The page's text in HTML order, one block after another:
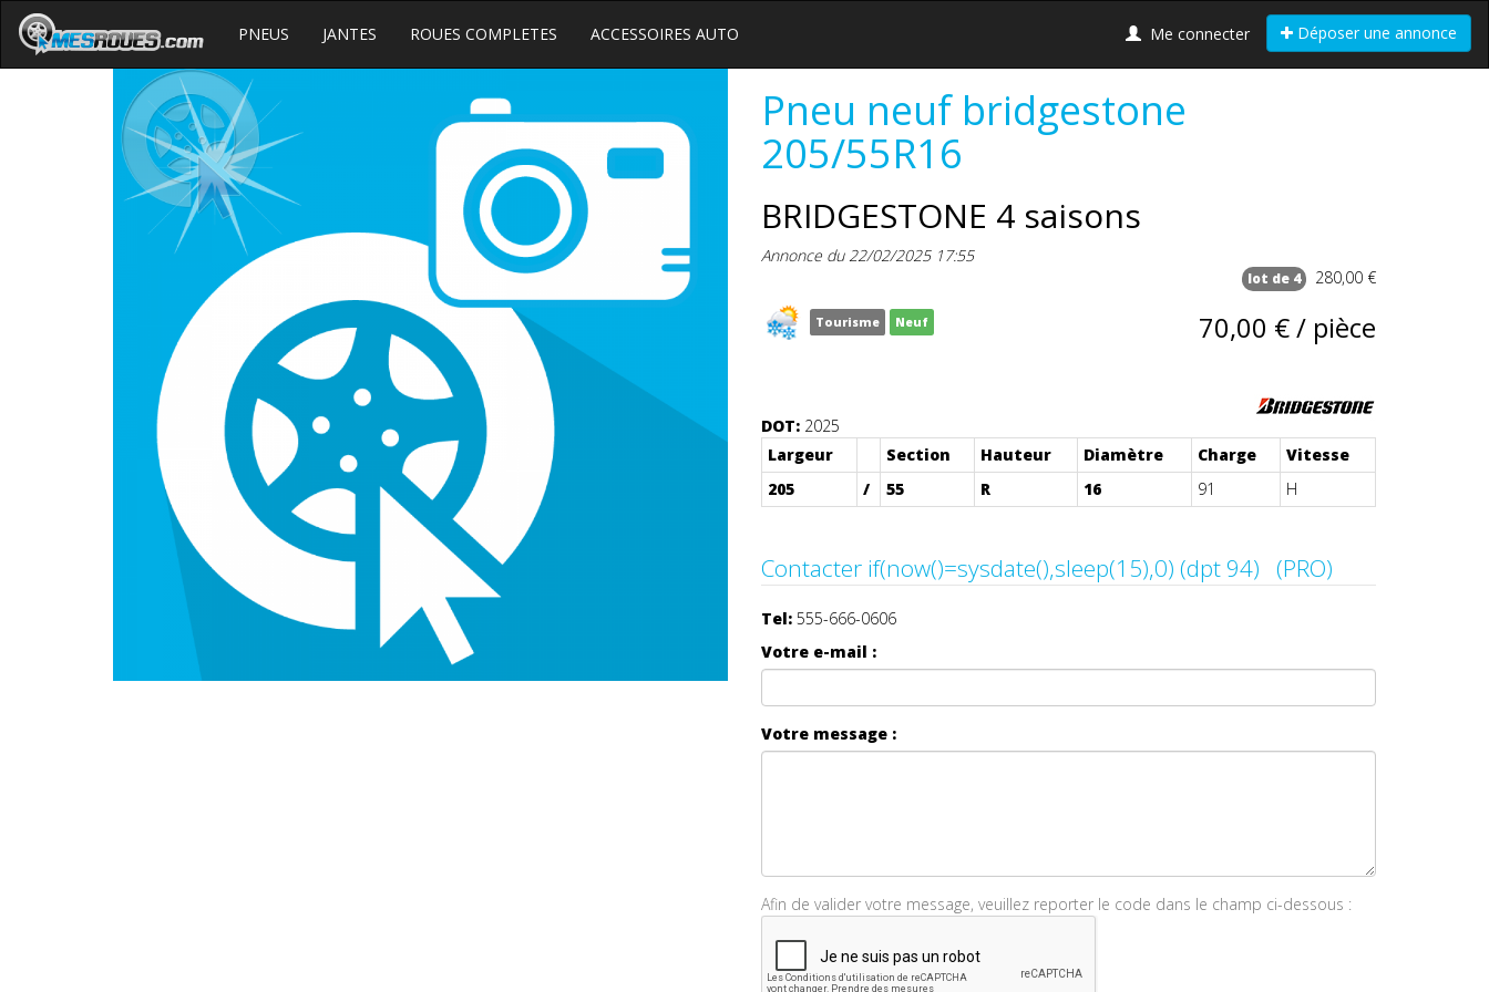
PNEUS JANTES ROUES COMPLETES ACCESSOIRES AUTO Me connecter Déposer une annonce
Pneu neuf bridgestone
205/55R16
BRIDGESTONE 4 saisons
Annonce du 22/02/2025 17:55
Tourisme Neuf
lot de 4 280,00 €
70,00 € / pièce
DOT: 2025
Largeur
Section Hauteur Diamètre Charge
Vitesse
205
/ 55 R 16 91 H
Contacter if(now()=sysdate(),sleep(15),0) (dpt 94) (PRO)
Tel: 555-666-0606
Votre e-mail :
Votre message :
Afin de valider votre message, veuillez reporter le code dans le champ ci-dessous :